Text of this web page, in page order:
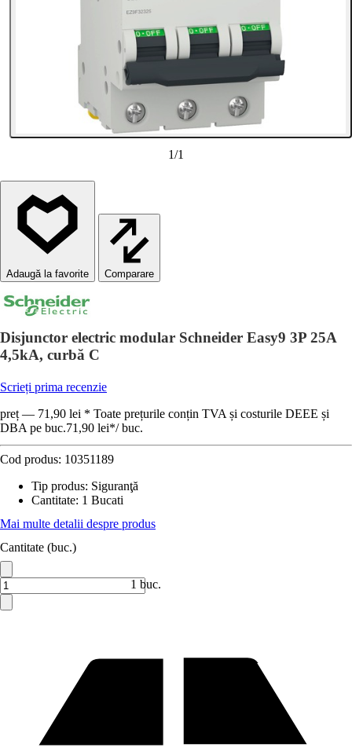
1/1
Comparare
Disjunctor electric modular Schneider Easy9 3P 25A
4,5kA, curbă C
Scrieți prima recenzie
preț — 71,90 lei * Toate prețurile conțin TVA și costurile DEEE și
DBA pe buc.71,90 lei*/ buc.
Cod produs: 10351189
Tip produs: Siguranţă
Cantitate: 1 Bucati
Mai multe detalii despre produs
Cantitate (buc.)
1 buc.